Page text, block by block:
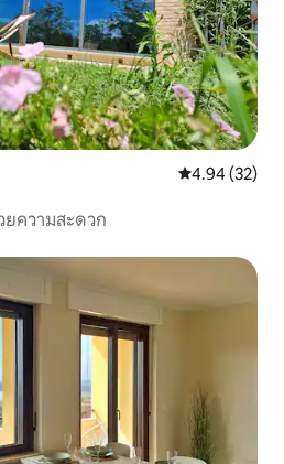
คะแนนเฉลี่ย
4.94 (32)
ยความสะดวก